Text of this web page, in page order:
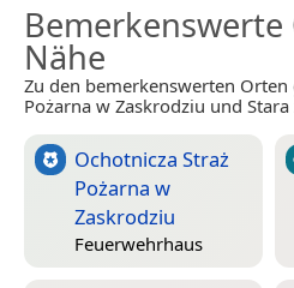
Nähe
Zu den bemerkenswerten
Pożarna w Zaskrodziu und
Ochotnicza Straż
Pożarna w
Zaskrodziu
Feuerwehrhaus